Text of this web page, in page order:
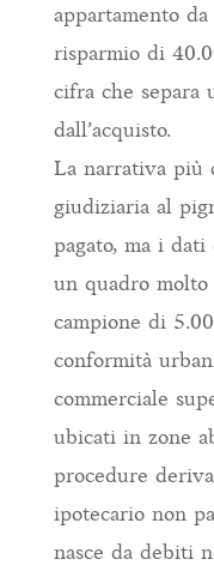
appartamento
risparmio di
cifra che separa
dall’acquisto.
La narrativa più
giudiziaria al
pagato, ma i
un quadro
campione di
conformità
commerciale
ubicati in zone
procedure
ipotecario non
nasce da debiti